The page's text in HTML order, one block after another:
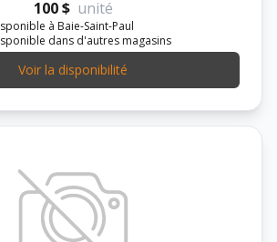
100 $ unité
à Baie-Saint-Paul
dans d'autres magasins
Voir la disponibilité